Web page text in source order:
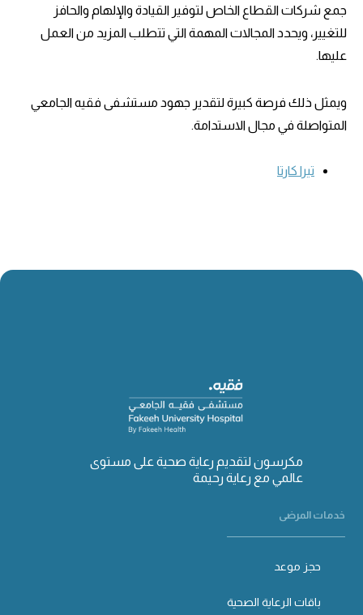
جمع شركات القطاع الخاص لتوفير القيادة والإلهام والحافز
للتغيير، ويحدد المجالات المهمة التي تتطلب المزيد من العمل
عليها.
ويمثل ذلك فرصة كبيرة لتقدير جهود مستشفى فقيه الجامعي
المتواصلة في مجال الاستدامة.
تيرا كارتا
مكرسون لتقديم رعاية صحية على مستوى
عالمي مع رعاية رحيمة
خدمات المرضى
حجز موعد
باقات الرعاية الصحية